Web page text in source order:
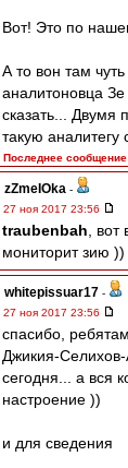
Вот! Это по
А то вон там
аналитоновца
сказать... Двумя
такую аналитегу
Последнее сообщение
zZmeIOka -
27 ноя 2017 23:56
traubenbah ,
мониторит зию ))
whitepissuar17 -
27 ноя 2017 23:56
спасибо,
Джикия-
сегодня... а вся
настроение ))
и для сведения